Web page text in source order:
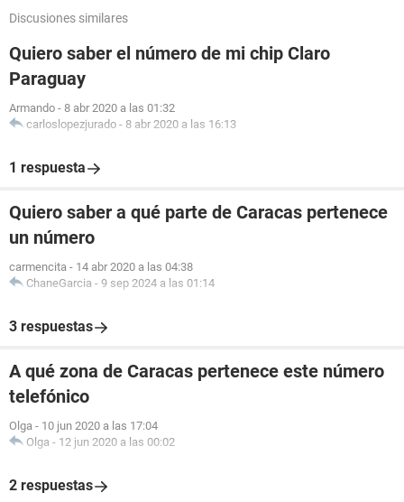
Discusiones similares
Quiero saber el número de mi chip Claro
Paraguay
Armando - 8 abr 2020 a las 01:32
carloslopezjurado - 8 abr 2020 a las 16:13
1 respuesta
Quiero saber a qué parte de Caracas pertenece
un número
carmencita - 14 abr 2020 a las 04:38
ChaneGarcia - 9 sep 2024 a las 01:14
3 respuestas
A qué zona de Caracas pertenece este número
telefónico
Olga - 10 jun 2020 a las 17:04
Olga - 12 jun 2020 a las 00:02
2 respuestas